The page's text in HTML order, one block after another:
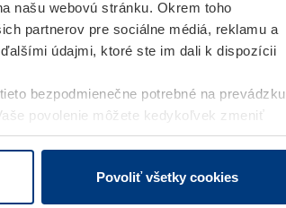
našu webovú stránku. Okrem toho
partnerov pre sociálne médiá, reklamu a
údajmi, ktoré ste im dali k dispozícii
bezpodmienečne potrebné na prevádzku
povolenie môžete kedykoľvek zmeniť
údajovnašej webovej stránky.
Povoliť všetky cookies